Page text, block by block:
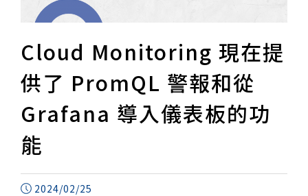
Cloud Monitoring 現在提
供了 PromQL 警報和從
Grafana 導入儀表板的功
能
2024/02/25